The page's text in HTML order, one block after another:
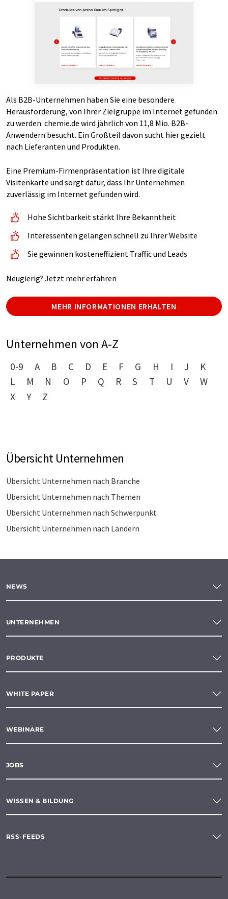
Als B2B-Unternehmen haben Sie eine besondere
Herausforderung, von Ihrer Zielgruppe im Internet gefunden
zu werden. chemie.de wird jährlich von 11,8 Mio. B2B-
Anwendern besucht. Ein Großteil davon sucht hier gezielt
nach Lieferanten und Produkten.
Eine Premium-Firmenpräsentation ist Ihre digitale
Visitenkarte und sorgt dafür, dass Ihr Unternehmen
zuverlässig im Internet gefunden wird.
Hohe Sichtbarkeit stärkt Ihre Bekanntheit
Interessenten gelangen schnell zu Ihrer Website
Sie gewinnen kosteneffizient Traffic und Leads
Neugierig? Jetzt mehr erfahren
MEHR INFORMATIONEN ERHALTEN
Unternehmen von A-Z
0-9 A B C D E F G H I J
K
L
M N O P Q R S T U V
W
X
Y Z
Übersicht Unternehmen
Übersicht Unternehmen nach Branche
Übersicht Unternehmen nach Themen
Übersicht Unternehmen nach Schwerpunkt
Übersicht Unternehmen nach Ländern
NEWS
UNTERNEHMEN
PRODUKTE
WHITE PAPER
WEBINARE
JOBS
WISSEN & BILDUNG
RSS-FEEDS